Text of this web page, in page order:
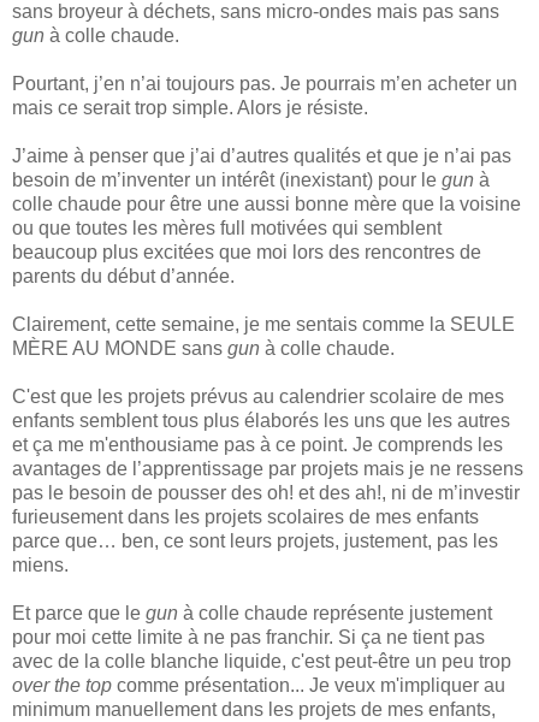
sans broyeur à déchets, sans micro-ondes mais pas sans
gun à colle chaude.
Pourtant, j’en n’ai toujours pas. Je pourrais m’en acheter un
mais ce serait trop simple. Alors je résiste.
J’aime à penser que j’ai d’autres qualités et que je n’ai pas
besoin de m’inventer un intérêt (inexistant) pour le gun à
colle chaude pour être une aussi bonne mère que la voisine
ou que toutes les mères full motivées qui semblent
beaucoup plus excitées que moi lors des rencontres de
parents du début d’année.
Clairement, cette semaine, je me sentais comme la SEULE
MÈRE AU MONDE sans gun à colle chaude.
C'est que les projets prévus au calendrier scolaire de mes
enfants semblent tous plus élaborés les uns que les autres
et ça me m'enthousiame pas à ce point. Je comprends les
avantages de l’apprentissage par projets mais je ne ressens
pas le besoin de pousser des oh! et des ah!, ni de m’investir
furieusement dans les projets scolaires de mes enfants
parce que… ben, ce sont leurs projets, justement, pas les
miens.
Et parce que le gun à colle chaude représente justement
pour moi cette limite à ne pas franchir. Si ça ne tient pas
avec de la colle blanche liquide, c'est peut-être un peu trop
over the top comme présentation... Je veux m'impliquer au
minimum manuellement dans les projets de mes enfants,